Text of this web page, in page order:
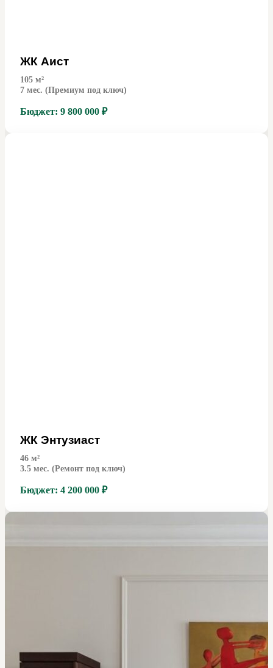
ЖК Аист
105 м²
7 мес. (Премиум под ключ)
Бюджет: 9 800 000 ₽
ЖК Энтузиаст
46 м²
3.5 мес. (Ремонт под ключ)
Бюджет: 4 200 000 ₽